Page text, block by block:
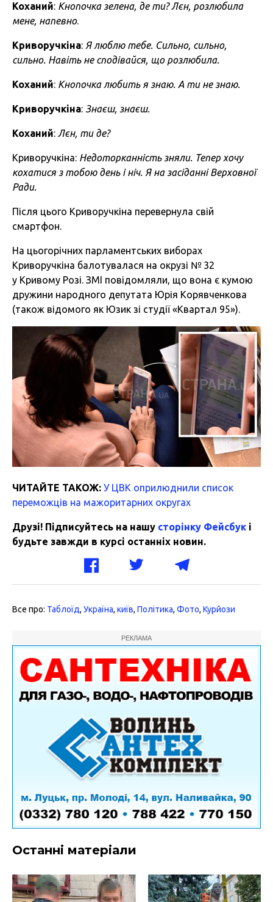
Коханий: Кнопочка зелена, де ти? Лєн, розлюбила
мене, напевно.
Криворучкіна: Я люблю тебе. Сильно, сильно,
сильно. Навіть не сподівайся, що розлюбила.
Коханий: Кнопочка любить я знаю. А ти не знаю.
Криворучкіна: Знаєш, знаєш.
Коханий: Лєн, ти де?
Криворучкіна: Недоторканність зняли. Тепер хочу
кохатися з тобою день і ніч. Я на засіданні Верховної
Ради.
Після цього Криворучкіна перевернула свій
смартфон.
На цьогорічних парламентських виборах
Криворучкіна балотувалася на окрузі № 32
у Кривому Розі. ЗМІ повідомляли, що вона є кумою
дружини народного депутата Юрія Корявченкова
(також відомого як Юзик зі студії «Квартал 95»).
ЧИТАЙТЕ ТАКОЖ: У ЦВК оприлюднили список
переможців на мажоритарних округах
Друзі! Підписуйтесь на нашу сторінку Фейсбук і
будьте завжди в курсі останніх новин.
Все про: Таблоїд, Україна, київ, Політика, Фото, Курйози
РЕКЛАМА
Останні матеріали